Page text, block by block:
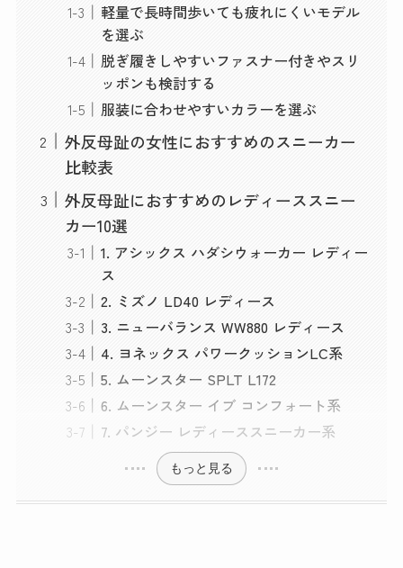
軽量で長時間歩いても疲れにくいモデル
を選ぶ
脱ぎ履きしやすいファスナー付きやスリ
ッポンも検討する
服装に合わせやすいカラーを選ぶ
外反母趾の女性におすすめのスニーカー
比較表
外反母趾におすすめのレディーススニー
カー10選
1. アシックス ハダシウォーカー レディー
ス
2. ミズノ LD40 レディース
3. ニューバランス WW880 レディース
4. ヨネックス パワークッションLC系
5. ムーンスター SPLT L172
6. ムーンスター イブ コンフォート系
7. パンジー レディーススニーカー系
もっと見る